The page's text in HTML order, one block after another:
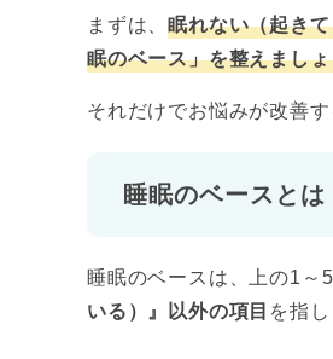
まずは、眠れない（起き
眠のベース」を整えまし
それだけでお悩みが改善
睡眠のベースとは
睡眠のベースは、上の1～5
いる）』
以外の項 目 を指し